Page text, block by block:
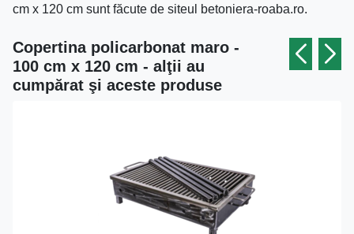
cm x 120 cm sunt făcute de siteul betoniera-roaba.ro.
Copertina policarbonat maro -
100 cm x 120 cm - alţii au
cumpărat şi aceste produse